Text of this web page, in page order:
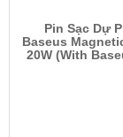
Pin Sạc Dự
Baseus
20W (With